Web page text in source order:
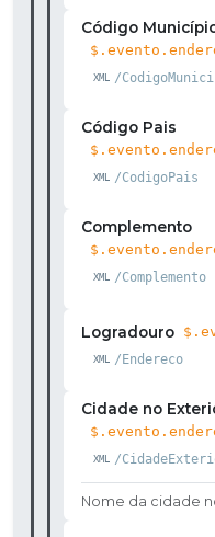
Código
/
Código Pais
/CodigoPais
Complemento
/Complemento
Logradouro
/Endereco
Cidade no
/
Nome da cidade